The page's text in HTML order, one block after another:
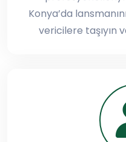
Konya’da
vericilere taşıyın